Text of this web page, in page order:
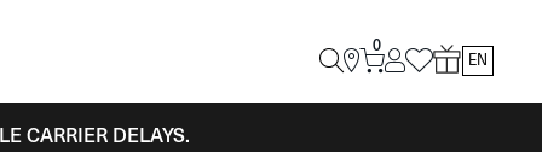
0
EN
CARRIER DELAYS.